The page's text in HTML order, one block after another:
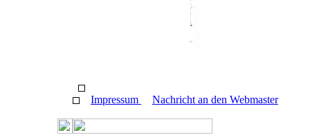
Impressum Nachricht an den Webmaster